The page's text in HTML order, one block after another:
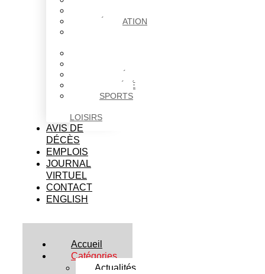
ÉDUCATION
SOCIÉTÉ
SPORTS
LOISIRS
AVIS DE
DÉCÈS
EMPLOIS
JOURNAL
VIRTUEL
CONTACT
ENGLISH
Accueil
Catégories
Actualités